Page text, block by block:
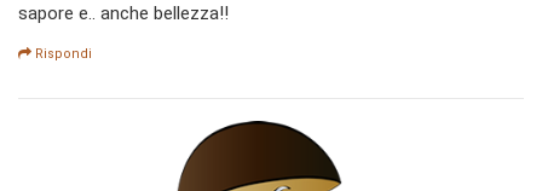
sapore e.. anche bellezza!!
Rispondi